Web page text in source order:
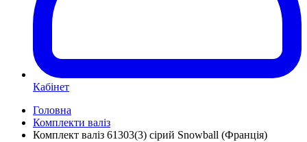
Кабінет
Головна
Комплекти валіз
Комплект валіз 61303(3) сірий Snowball (Франція)